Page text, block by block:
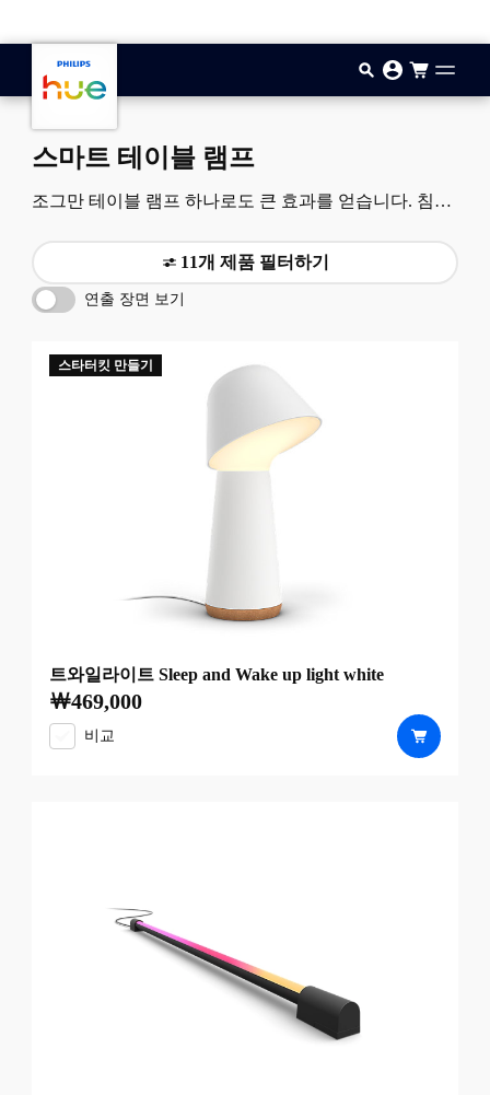
스마트 테이블 램프
조그만 테이블 램프 하나로도 큰 효과를 얻습니다. 침대
내 어디에나 멋을 더합니다.11개 제품 필터하기
연출 장면 보기
스타터킷 만들기
트와일라이트 Sleep and Wake up light white
현재 가격은 ￦469,000
￦469,000
비교